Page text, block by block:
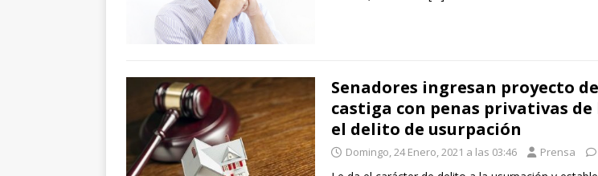
Senadores ingresan proyecto
castiga con penas privativas
el delito de usurpación
Domingo, 24 Enero, 2021 a las 03:46 Prensa